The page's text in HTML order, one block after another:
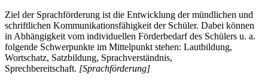
Ziel der Sprachförderung ist die Entwicklung der mündlichen und
schriftlichen Kommunikationsfähigkeit der Schüler. Dabei können
in Abhängigkeit vom individuellen Förderbedarf des Schülers u. a.
folgende Schwerpunkte im Mittelpunkt stehen: Lautbildung,
Wortschatz, Satzbildung, Sprachverständnis,
Sprechbereitschaft. [Sprachförderung]